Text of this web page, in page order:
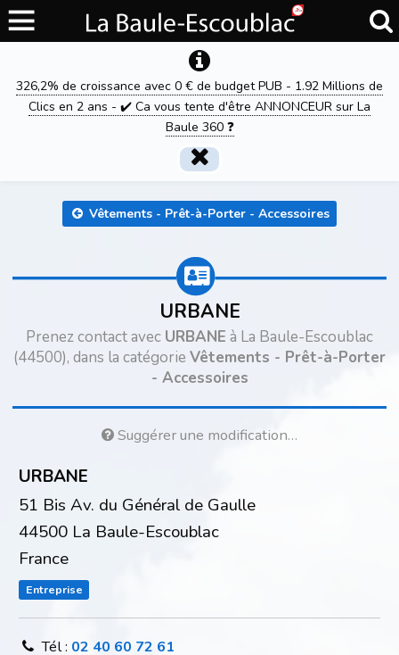
326,2% de croissance avec 0 € de budget PUB - 1.92 Millions de
Clics en 2 ans - ✔️ Ca vous tente d'être ANNONCEUR sur La
Baule 360 ❓
Vêtements - Prêt-à-Porter - Accessoires
URBANE
Prenez contact avec URBANE à La Baule-Escoublac
(44500), dans la catégorie Vêtements - Prêt-à-Porter
- Accessoires
Suggérer une modification…
URBANE
51 Bis Av. du Général de Gaulle
44500 La Baule-Escoublac
France
Entreprise
Tél : 02 40 60 72 61